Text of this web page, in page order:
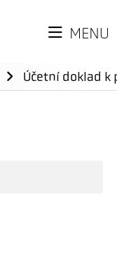
MENU
Účetní doklad